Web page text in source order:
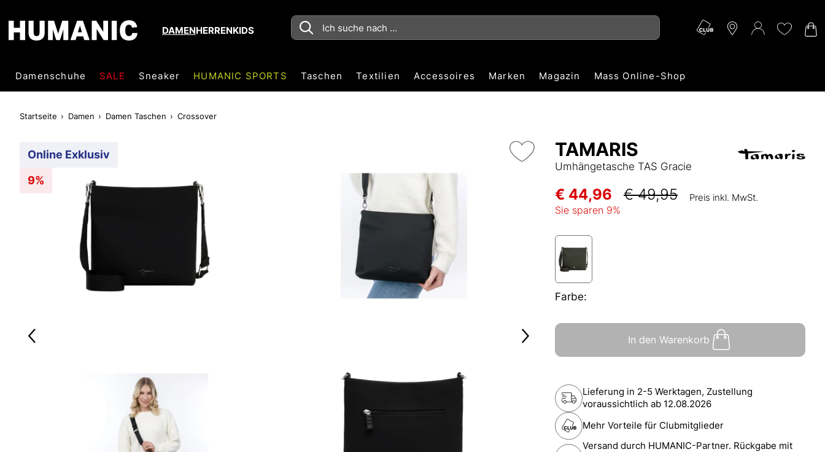
DAMENHERRENKIDS
Damenschuhe SALE Sneaker HUMANIC SPORTS Taschen Textilien Accessoires Marken Magazin Mass Online-Shop
Startseite Damen Damen Taschen Crossover
Online Exklusiv
9%
TAMARIS
Umhängetasche TAS Gracie
€ 44,96 € 49,95 Preis inkl. MwSt.
Sie sparen 9%
Farbe:
In den Warenkorb
Lieferung in 2-5 Werktagen, Zustellung
voraussichtlich ab 12.08.2026
Mehr Vorteile für Clubmitglieder
Versand durch HUMANIC-Partner. Rückgabe mit